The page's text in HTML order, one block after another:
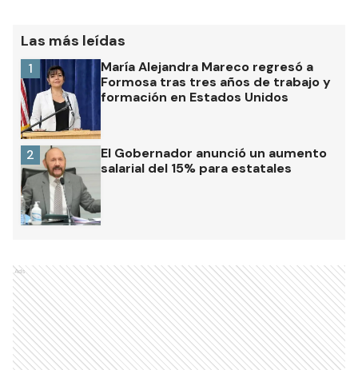
Las más leídas
María Alejandra Mareco regresó a
Formosa tras tres años de trabajo y
formación en Estados Unidos
1
El Gobernador anunció un aumento
salarial del 15% para estatales
2
Ads